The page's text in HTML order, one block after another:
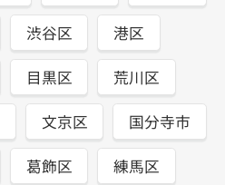
渋谷区 港区
目黒区 荒川区
文京区 国分寺市
葛飾区 練馬区